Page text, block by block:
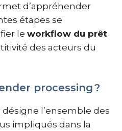
d’appréhender
étapes se
le workflow du prêt
des acteurs du
processing ?
désigne l’ensemble des
impliqués dans la